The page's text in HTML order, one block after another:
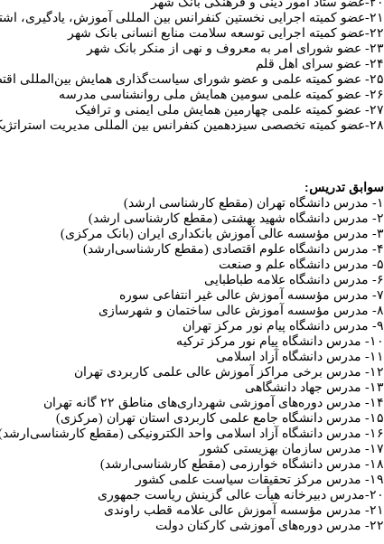
۲۱-عضو کمیته اجرایی نخستین کنفرانس بین المللی آموزش، یادگیری، اشتغال و توسعه پایدار
۲۲-عضو کمیته اجرایی توسعه سلامت منابع انسانی بانک شهر
۲۳- عضو شورای امر به معروف و نهی از منکر بانک شهر
۲۴- عضو سرای اهل قلم
۲۵- عضو کمیته علمی و عضو شورای سیاست‌گذاری همایش بین‌المللی اقتصاد شهری با رویکرد اقتصاد مقاومتی
۲۶- عضو کمیته علمی سومین همایش ملی روان‎شناسی مدرسه
۲۷- عضو کمیته علمی چهارمین همایش ملی ایمنی و ترافیک
۲۸-عضو کمیته تخصصی سیزدهمین کنفرانس بین المللی مدیریت
سوابق تدریس:
۱- مدرس دانشگاه تهران (مقطع کارشناسی ارشد)
۲- مدرس دانشگاه شهید بهشتی (مقطع کارشناسی ارشد)
۳- مدرس مؤسسه عالی آموزش بانکداری ایران (بانک مرکزی)
۴- مدرس دانشگاه علوم اقتصادی (مقطع کارشناسی‌ارشد)
۵- مدرس دانشگاه علم و صنعت
۶- مدرس دانشگاه علامه طباطبایی
۷- مدرس مؤسسه آموزش عالی غیر انتفاعی سوره
۸- مدرس مؤسسه آموزش عالی ساختمان و شهرسازی
۹- مدرس دانشگاه پیام نور مرکز تهران
۱۰- مدرس دانشگاه پیام نور مرکز ترکیه
۱۱- مدرس دانشگاه آزاد اسلامی
۱۲- مدرس برخی مراکز آموزش عالی علمی کاربردی تهران
۱۳- مدرس جهاد دانشگاهی
۱۴- مدرس دوره‌های آموزشی شهرداری‌های مناطق
۲۲ گانه تهران
۱۵- مدرس دانشگاه جامع علمی کاربردی استان تهران (مرکزی)
۱۶- مدرس دانشگاه آزاد اسلامی واحد الکترونیکی (مقطع کارشناسی‌ارشد)
۱۷- مدرس سازمان بهزیستی کشور
۱۸- مدرس دانشگاه خوارزمی (مقطع کارشناسی‌ارشد)
۱۹- مدرس مرکز تحقیقات سیاست علمی کشور
۲۰-مدرس دبیرخانه هیأت عالی گزینش ریاست جمهوری
۲۱-
مدرس مؤسسه آموزش عالی علامه قطب راوندی
۲۲- مدرس دوره‌های آموزشی کارکنان دولت